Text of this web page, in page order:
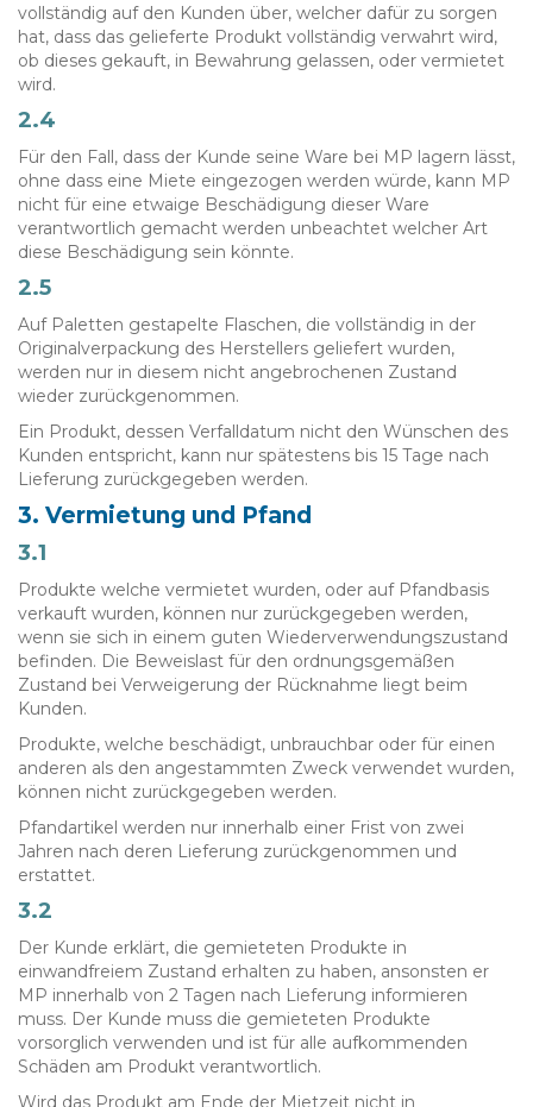
vollständig auf den Kunden über, welcher dafür zu sorgen
hat, dass das gelieferte Produkt vollständig verwahrt wird,
ob dieses gekauft, in Bewahrung gelassen, oder vermietet
wird.
2.4
Für den Fall, dass der Kunde seine Ware bei MP lagern lässt,
ohne dass eine Miete eingezogen werden würde, kann MP
nicht für eine etwaige Beschädigung dieser Ware
verantwortlich gemacht werden unbeachtet welcher Art
diese Beschädigung sein könnte.
2.5
Auf Paletten gestapelte Flaschen, die vollständig in der
Originalverpackung des Herstellers geliefert wurden,
werden nur in diesem nicht angebrochenen Zustand
wieder zurückgenommen.
Ein Produkt, dessen Verfalldatum nicht den Wünschen des
Kunden entspricht, kann nur spätestens bis 15 Tage nach
Lieferung zurückgegeben werden.
3. Vermietung und Pfand
3.1
Produkte welche vermietet wurden, oder auf Pfandbasis
verkauft wurden, können nur zurückgegeben werden,
wenn sie sich in einem guten Wiederverwendungszustand
befinden. Die Beweislast für den ordnungsgemäßen
Zustand bei Verweigerung der Rücknahme liegt beim
Kunden.
Produkte, welche beschädigt, unbrauchbar oder für einen
anderen als den angestammten Zweck verwendet wurden,
können nicht zurückgegeben werden.
Pfandartikel werden nur innerhalb einer Frist von zwei
Jahren nach deren Lieferung zurückgenommen und
erstattet.
3.2
Der Kunde erklärt, die gemieteten Produkte in
einwandfreiem Zustand erhalten zu haben, ansonsten er
MP innerhalb von 2 Tagen nach Lieferung informieren
muss. Der Kunde muss die gemieteten Produkte
vorsorglich verwenden und ist für alle aufkommenden
Schäden am Produkt verantwortlich.
Wird das Produkt am Ende der Mietzeit nicht in